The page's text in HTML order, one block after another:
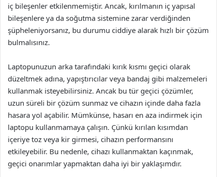
iç bileşenler etkilenmemiştir. Ancak, kırılmanın iç yapısal
bileşenlere ya da soğutma sistemine zarar verdiğinden
şüpheleniyorsanız, bu durumu ciddiye alarak hızlı bir çözüm
bulmalısınız.
Laptopunuzun arka tarafındaki kırık kısmı geçici olarak
düzeltmek adına, yapıştırıcılar veya bandaj gibi malzemeleri
kullanmak isteyebilirsiniz. Ancak bu tür geçici çözümler,
uzun süreli bir çözüm sunmaz ve cihazın içinde daha fazla
hasara yol açabilir. Mümkünse, hasarı en aza indirmek için
laptopu kullanmamaya çalışın. Çünkü kırılan kısımdan
içeriye toz veya kir girmesi, cihazın performansını
etkileyebilir. Bu nedenle, cihazı kullanmaktan kaçınmak,
geçici onarımlar yapmaktan daha iyi bir yaklaşımdır.